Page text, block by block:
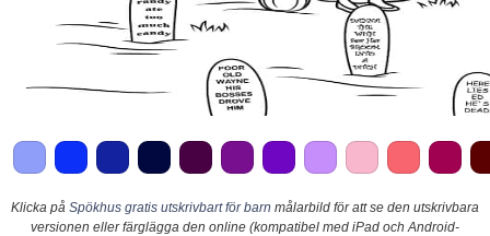
Klicka på Spökhus gratis utskrivbart för barn målarbild för att se den utskrivbara
versionen eller färglägga den online (kompatibel med iPad och Android-